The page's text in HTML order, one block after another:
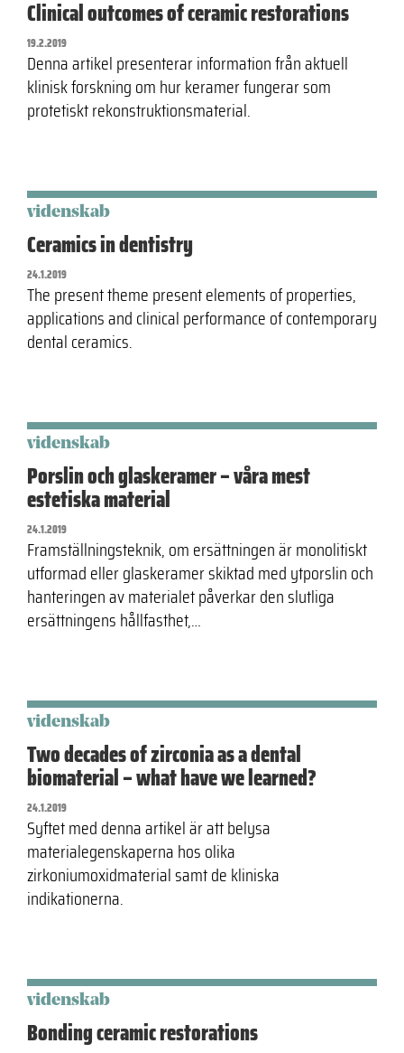
Clinical outcomes of ceramic restorations
19.2.2019
Denna artikel presenterar information från aktuell
klinisk forskning om hur keramer fungerar som
protetiskt rekonstruktionsmaterial.
videnskab
Ceramics in dentistry
24.1.2019
The present theme present elements of properties,
applications and clinical performance of contemporary
dental ceramics.
videnskab
Porslin och glaskeramer – våra mest
estetiska material
24.1.2019
Framställningsteknik, om ersättningen är monolitiskt
utformad eller glaskeramer skiktad med ytporslin och
hanteringen av materialet påverkar den slutliga
ersättningens hållfasthet,…
videnskab
Two decades of zirconia as a dental
biomaterial – what have we learned?
24.1.2019
Syftet med denna artikel är att belysa
materialegenskaperna hos olika
zirkoniumoxidmaterial samt de kliniska
indikationerna.
videnskab
Bonding ceramic restorations